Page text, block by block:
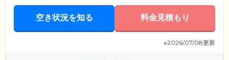
サロンといった、充実の設備がそろっています。
空き状況を知る 料金見積もり
※2026/07/08更新